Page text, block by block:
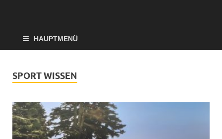
HAUPTMENÜ
SPORT WISSEN